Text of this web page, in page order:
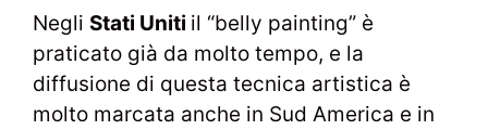
Negli Stati Uniti il “belly painting” è
praticato già da molto tempo, e la
diffusione di questa tecnica artistica è
molto marcata anche in Sud America e in